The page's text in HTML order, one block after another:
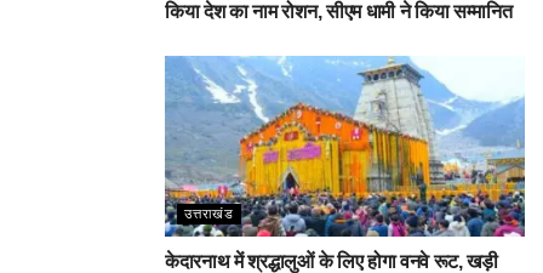
किया देश का नाम रोशन, सीएम धामी ने किया सम्मानित
उत्तराखंड
केदारनाथ में श्रद्धालुओं के लिए होगा वनवे रूट, खड़ी